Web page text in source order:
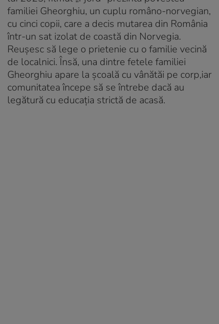
familiei Gheorghiu, un cuplu româno-norvegian,
cu cinci copii, care a decis mutarea din România
într-un sat izolat de coastă din Norvegia.
Reușesc să lege o prietenie cu o familie vecină
de localnici. Însă, una dintre fetele familiei
Gheorghiu apare la școală cu vânătăi pe corp,iar
comunitatea începe să se întrebe dacă au
legătură cu educaţia strictă de acasă.